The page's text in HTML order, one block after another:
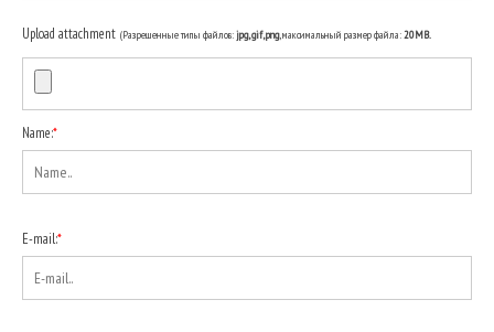
Upload attachment (Разрешенные типы файлов:jpg, gif, png, максимальный размер файла:20MB.
Name:*
E-mail:*